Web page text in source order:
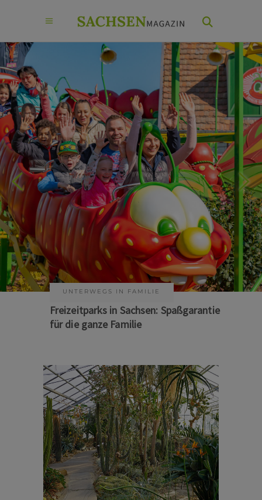
KUNST & KULTUR
Sommer auf Sachsens Theaterbühnen